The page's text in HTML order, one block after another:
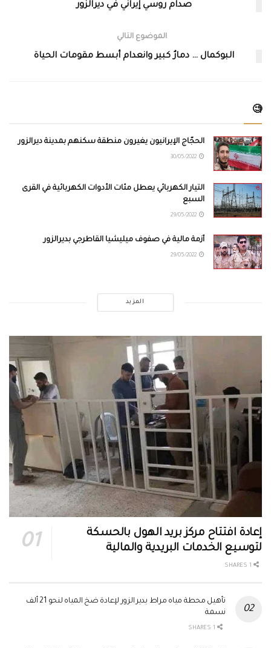
صدام روسي إيراني في ديرالزور
الموضوع التالي
البوكمال … دمارٌ كبير وانعدام أبسط مقومات الحياة
🧐
الحجّاج الإيرانيون يغيرون منطقة سكنهم بمدينة ديرالزور
التيار الكهربائي يعطل مئات الأدوات الكهربائية في القرى
السبع
أزمة مالية في صفوف ميليشيا القاطرجي بديرالزور
المزيد
إعادة افتتاح مركز بريد الهول بالحسكة
لتوسيع الخدمات البريدية والمالية
تأهيل محطة مياه مراط بدير الزور لإعادة ضخ المياه لنحو 21 ألف
نسمة